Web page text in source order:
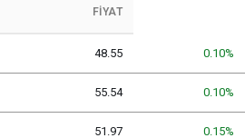
FIYAT
48.55 0.10%
55.54 0.10%
51.97 0.15%